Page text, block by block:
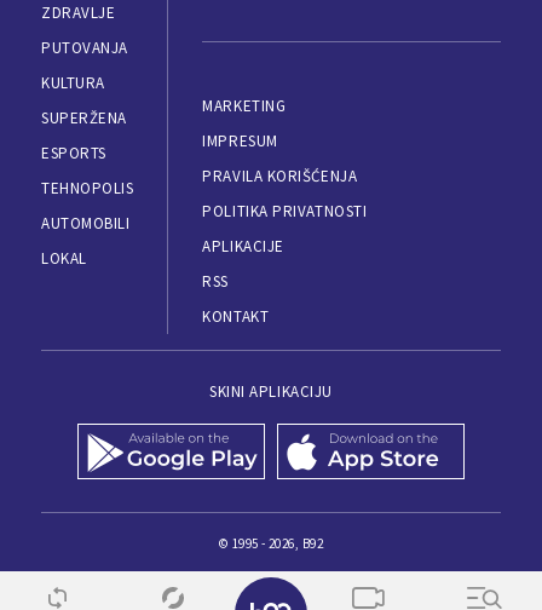
ZDRAVLJE
PUTOVANJA
KULTURA
SUPERŽENA
ESPORTS
TEHNOPOLIS
AUTOMOBILI
LOKAL
MARKETING
IMPRESUM
PRAVILA KORIŠĆENJA
POLITIKA PRIVATNOSTI
APLIKACIJE
RSS
KONTAKT
SKINI APLIKACIJU
© 1995 - 2026, B92